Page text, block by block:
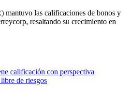
mantuvo las calificaciones de bonos y
resaltando su crecimiento en